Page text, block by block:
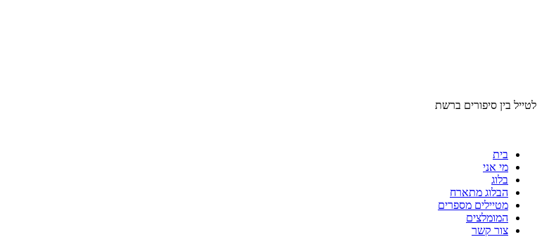
לטייל בין סיפורים ברשת
בית
מי אני
בלוג
הבלוג מתארח
מטיילים מספרים
המומלצים
צור קשר